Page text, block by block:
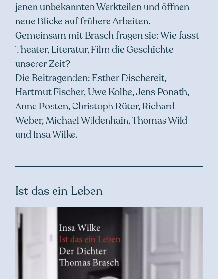
jenen unbekannten Werkteilen und öffnen
neue Blicke auf frühere Arbeiten.
Gemeinsam mit Brasch fragen sie: Wie fasst
Theater, Literatur, Film die Geschichte
unserer Zeit?
Die Beitragenden: Esther Dischereit,
Hartmut Fischer, Uwe Kolbe, Jens Ponath,
Anne Posten, Christoph Rüter, Richard
Weber, Michael Wildenhain, Thomas Wild
und Insa Wilke.
Ist das ein Leben